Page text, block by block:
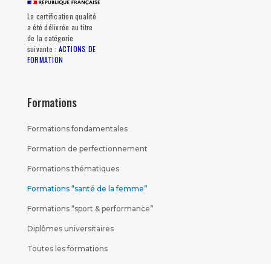
La certification qualité
a été délivrée au titre
de la catégorie
suivante : ACTIONS DE
FORMATION
Formations
Formations fondamentales
Formation de perfectionnement
Formations thématiques
Formations “santé de la femme”
Formations “sport & performance”
Diplômes universitaires
Toutes les formations